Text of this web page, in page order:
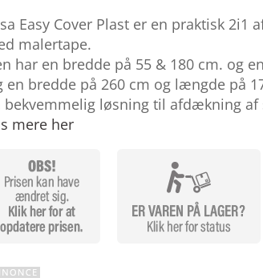
af 5
på
Easy Cover Plast er en praktisk 2i1
malertape.
har en bredde på 55 & 180 cm. og
en bredde på 260 cm og længde på
bekvemmelig løsning til afdækning
mere her